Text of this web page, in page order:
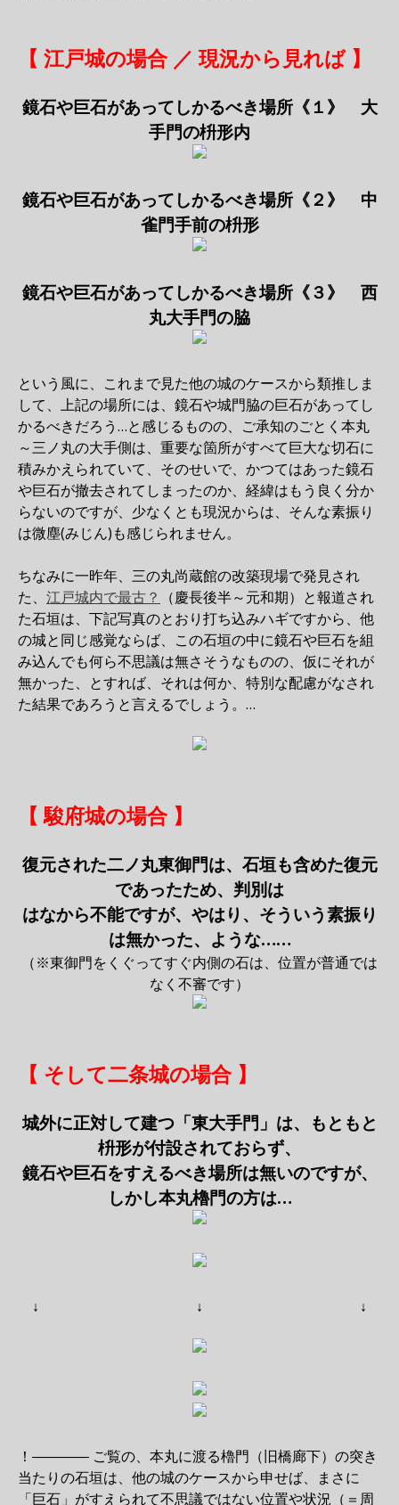
【 江戸城の場合 ／ 現況から見れば 】
鏡石や巨石があってしかるべき場所《１》 大
手門の枡形内
鏡石や巨石があってしかるべき場所《２》 中
雀門手前の枡形
鏡石や巨石があってしかるべき場所《３》 西
丸大手門の脇
という風に、これまで見た他の城のケースから類推しま
して、上記の場所には、鏡石や城門脇の巨石があってし
かるべきだろう…と感じるものの、ご承知のごとく本丸
～三ノ丸の大手側は、重要な箇所がすべて巨大な切石に
積みかえられていて、そのせいで、かつてはあった鏡石
や巨石が撤去されてしまったのか、経緯はもう良く分か
らないのですが、少なくとも現況からは、そんな素振り
は微塵(みじん)も感じられません。
ちなみに一昨年、三の丸尚蔵館の改築現場で発見され
た、 江戸城内で最古？
（慶長後半～元和期）と報道され
た石垣は、下記写真のとおり打ち込みハギですから、他
の城と同じ感覚ならば、この石垣の中に鏡石や巨石を組
み込んでも何ら不思議は無さそうなものの、仮にそれが
無かった、とすれば、それは何か、特別な配慮がなされ
た結果であろうと言えるでしょう。…
【 駿府城の場合 】
復元された二ノ丸東御門は、石垣も含めた復元
であったため、判別は
はなから不能ですが、やはり、そういう素振り
は無かった、ような……
（※東御門をくぐってすぐ内側の石は、位置が普通では
なく不審です）
【 そして二条城の場合 】
城外に正対して建つ「東大手門」は、もともと
枡形が付設されておらず、
鏡石や巨石をすえるべき場所は無いのですが、
しかし本丸櫓門の方は…
↓ ↓ ↓
！―――― ご覧の、本丸に渡る櫓門（旧橋廊下）の突き
当たりの石垣は、他の城のケースから申せば、まさに
「巨石」がすえられて不思議ではない位置や状況（＝周